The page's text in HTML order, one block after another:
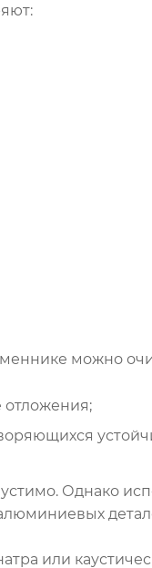
можно
отложения;
Однако
или